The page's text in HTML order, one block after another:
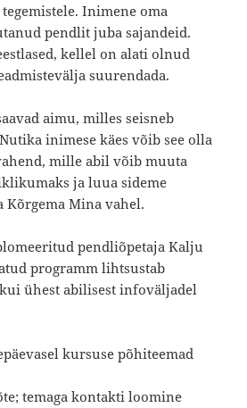
Inimene oma
pendlit juba sajandeid.
kellel on alati olnud
suurendada.
aimu, milles seisneb
inimese käes võib see olla
mille abil võib muuta
ja luua sideme
Kõrgema Mina vahel.
pendliõpetaja Kalju
programm lihtsustab
ühest abilisest infoväljadel
kursuse põhiteemad
temaga kontakti loomine